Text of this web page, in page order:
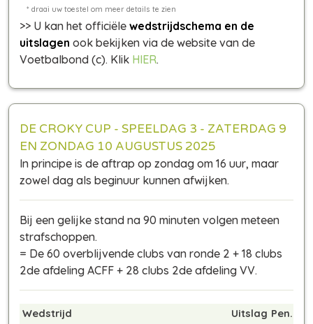
>> U kan het officiële wedstrijdschema en de
uitslagen ook bekijken via de website van de
Voetbalbond (c). Klik HIER.
DE CROKY CUP - SPEELDAG 3 - ZATERDAG 9
EN ZONDAG 10 AUGUSTUS 2025
In principe is de aftrap op zondag om 16 uur, maar
zowel dag als beginuur kunnen afwijken.
Bij een gelijke stand na 90 minuten volgen meteen
strafschoppen.
= De 60 overblijvende clubs van ronde 2 + 18 clubs
2de afdeling ACFF + 28 clubs 2de afdeling VV.
Wedstrijd Uitslag Pen.